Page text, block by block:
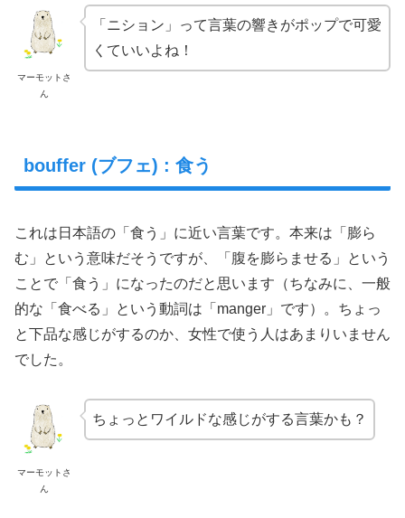
マーモットさ
ん
「ニション」って言葉の響きがポップで可愛
くていいよね！
bouffer (ブフェ) : 食う
これは日本語の「食う」に近い言葉です。本来は「膨ら
む」という意味だそうですが、「腹を膨らませる」という
ことで「食う」になったのだと思います（ちなみに、一般
的な「食べる」という動詞は「manger」です）。ちょっ
と下品な感じがするのか、女性で使う人はあまりいません
でした。
マーモットさ
ん
ちょっとワイルドな感じがする言葉かも？